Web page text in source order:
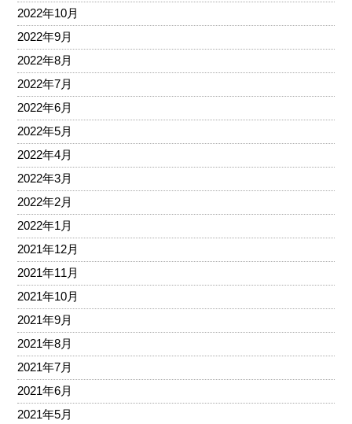
2022年10月
2022年9月
2022年8月
2022年7月
2022年6月
2022年5月
2022年4月
2022年3月
2022年2月
2022年1月
2021年12月
2021年11月
2021年10月
2021年9月
2021年8月
2021年7月
2021年6月
2021年5月